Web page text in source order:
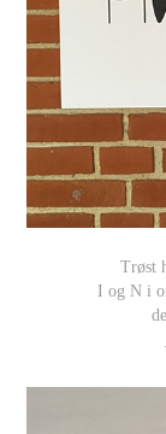
Trøst
I og N i